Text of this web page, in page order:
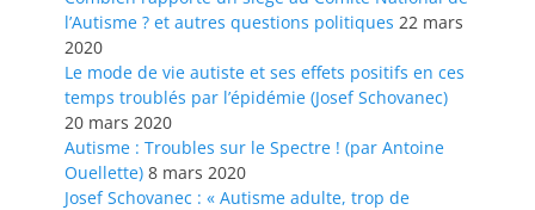
l’Autisme ? et autres questions politiques 22 mars
2020
Le mode de vie autiste et ses effets positifs en ces
temps troublés par l’épidémie (Josef Schovanec)
20 mars 2020
Autisme : Troubles sur le Spectre ! (par Antoine
Ouellette) 8 mars 2020
Josef Schovanec : « Autisme adulte, trop de